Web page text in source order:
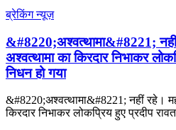
ब्रेकिंग न्यूज़
&#8220;अश्वत्थामा&#8221;
अश्वत्थामा का किरदार निभाकर
निधन हो गया
&#8220;अश्वत्थामा&#8221; नहीं रहे।
किरदार निभाकर लोकप्रिय हुए प्रदीप